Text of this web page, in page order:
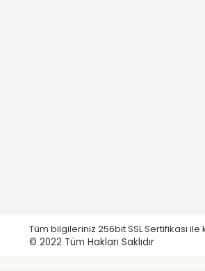
Tüm bilgileriniz 256bit SSL Sertifikası
© 2022 Tüm Hakları Saklıdır